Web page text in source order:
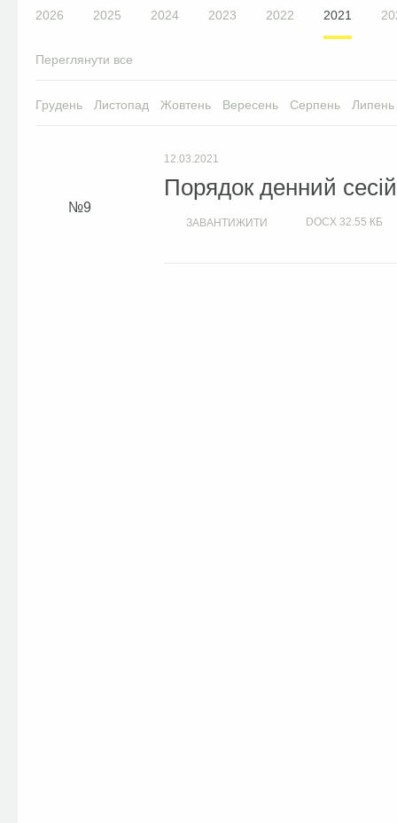
2026 2025 2024 2023 2022 2021
Переглянути все
Грудень Листопад Жовтень Вересень Серпень Липень
9
12.03.2021
Порядок денний
ЗАВАНТИЖИТИ DOCX 32.55 КБ